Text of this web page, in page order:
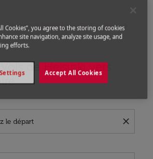
Vols pour République Du Congo
Noire
Vols de Helsinki vers
close
pour les options populaires
Cookies”, you agree to the storing of cookies
site navigation, analyze site usage, and
efforts.
Accept All Cookies